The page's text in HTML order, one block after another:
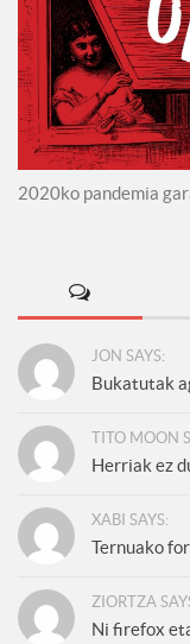
2020ko pandemia
JON SAYS:
Bukatutak
TITO MOON
Herriak ez
XABI SAYS:
Ternuako
ZIORTZA
Ni firefox